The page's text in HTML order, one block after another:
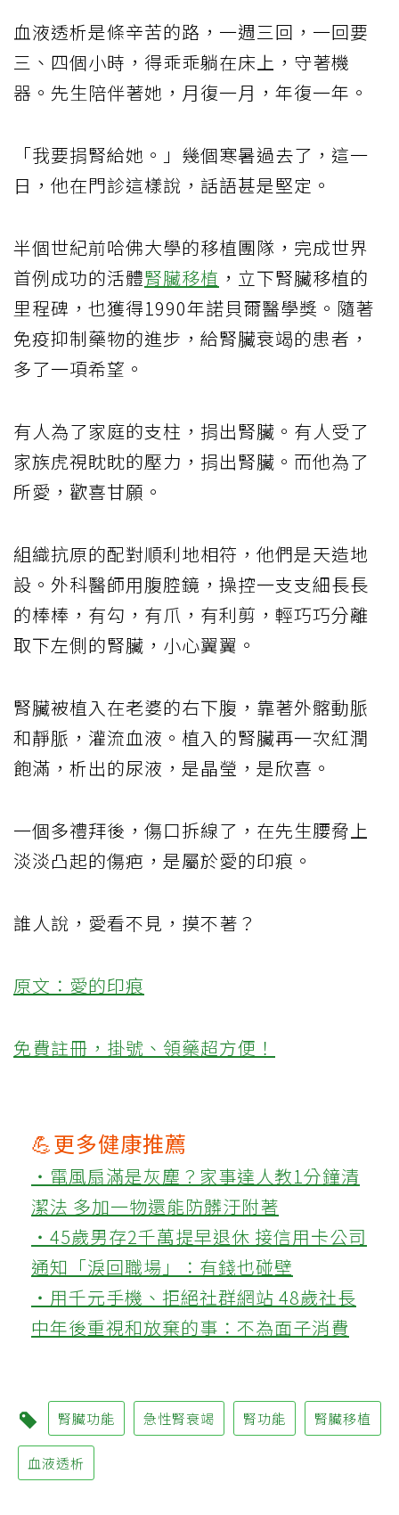
血液透析是條辛苦的路，一週三回，一回要
三、四個小時，得乖乖躺在床上，守著機
器。先生陪伴著她，月復一月，年復一年。
「我要捐腎給她。」幾個寒暑過去了，這一
日，他在門診這樣說，話語甚是堅定。
半個世紀前哈佛大學的移植團隊，完成世界
首例成功的活體腎臟移植 ，立下腎臟移植的
里程碑，也獲得1990年諾貝爾醫學獎。隨著
免疫抑制藥物的進步，給腎臟衰竭的患者，
多了一項希望。
有人為了家庭的支柱，捐出腎臟。有人受了
家族虎視眈眈的壓力，捐出腎臟。而他為了
所愛，歡喜甘願。
組織抗原的配對順利地相符，他們是天造地
設。外科醫師用腹腔鏡，操控一支支細長長
的棒棒，有勾，有爪，有利剪，輕巧巧分離
取下左側的腎臟，小心翼翼。
腎臟被植入在老婆的右下腹，靠著外髂動脈
和靜脈，灌流血液。植入的腎臟再一次紅潤
飽滿，析出的尿液，是晶瑩，是欣喜。
一個多禮拜後，傷口拆線了，在先生腰脅上
淡淡凸起的傷疤，是屬於愛的印痕。
誰人說，愛看不見，摸不著？
原文：愛的印痕
免費註冊，掛號、領藥超方便！
💪更多健康推薦
‧電風扇滿是灰塵？家事達人教1分鐘清
潔法 多加一物還能防髒汙附著
‧45歲男存2千萬提早退休 接信用卡公司
通知「淚回職場」：有錢也碰壁
‧用千元手機、拒絕社群網站 48歲社長
中年後重視和放棄的事：不為面子消費
腎臟功能 急性腎衰竭 腎功能 腎臟移植
血液透析